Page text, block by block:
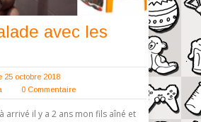
avec les
25 octobre 2018
0 Commentaire
arrivé il y a 2 ans mon fils aîné et